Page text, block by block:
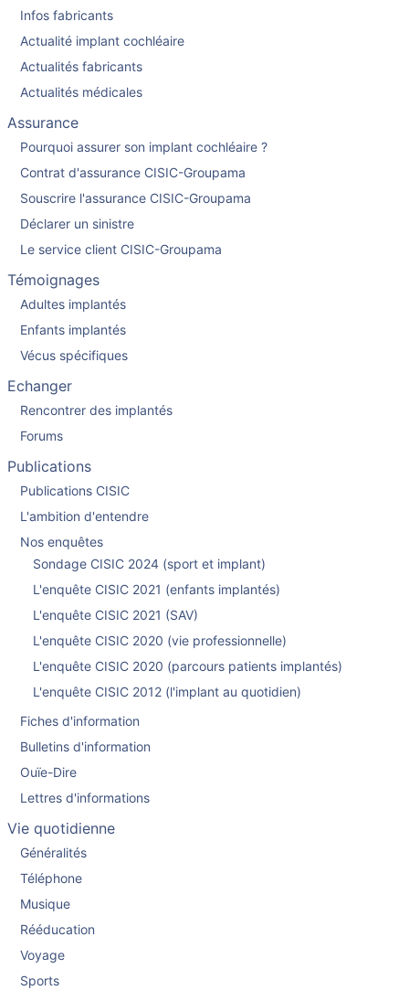
Infos fabricants
Actualité implant cochléaire
Actualités fabricants
Actualités médicales
Assurance
Pourquoi assurer son implant cochléaire ?
Contrat d'assurance CISIC-Groupama
Souscrire l'assurance CISIC-Groupama
Déclarer un sinistre
Le service client CISIC-Groupama
Témoignages
Adultes implantés
Enfants implantés
Vécus spécifiques
Echanger
Rencontrer des implantés
Forums
Publications
Publications CISIC
L'ambition d'entendre
Nos enquêtes
Sondage CISIC 2024 (sport et implant)
L'enquête CISIC 2021 (enfants implantés)
L'enquête CISIC 2021 (SAV)
L'enquête CISIC 2020 (vie professionnelle)
L'enquête CISIC 2020 (parcours patients implantés)
L'enquête CISIC 2012 (l'implant au quotidien)
Fiches d'information
Bulletins d'information
Ouïe-Dire
Lettres d'informations
Vie quotidienne
Généralités
Téléphone
Musique
Rééducation
Voyage
Sports